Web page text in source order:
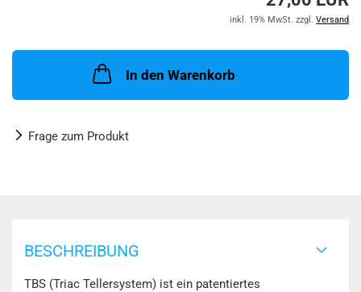
inkl. 19% MwSt. zzgl. Versand
In den Warenkorb
Frage zum Produkt
BESCHREIBUNG
TBS (Triac Tellersystem) ist ein patentiertes